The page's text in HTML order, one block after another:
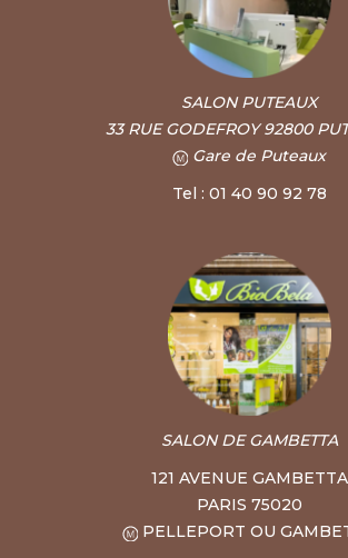
SALON PUTEAUX
33 RUE GODEFROY 92800
Gare de Puteaux
Tel : 01 40 90 92 78
SALON DE GAMBETTA
121 AVENUE GAMBETTA
PARIS 75020
PELLEPORT OU